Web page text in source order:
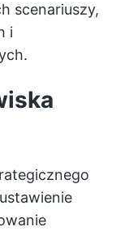
scenariuszy,
i